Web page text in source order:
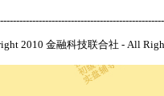
2010 金融科技联合社 - All